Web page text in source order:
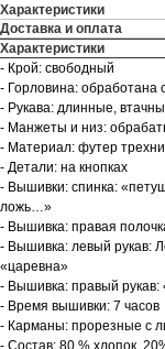
Характеристики
Доставка и оплата
Характеристики
- Крой: свободный
- Горловина: обработана
- Рукава: длинные,
- Манжеты и низ:
- Материал: футер
- Детали: на кнопках
- Вышивки: спинка:
ложь…»
- Вышивка: правая
- Вышивка: левый рукав:
«царевна»
- Вышивка: правый рукав:
- Время вышивки: 7 часов
- Карманы: прорезные с
- Состав: 80 % хлопок,